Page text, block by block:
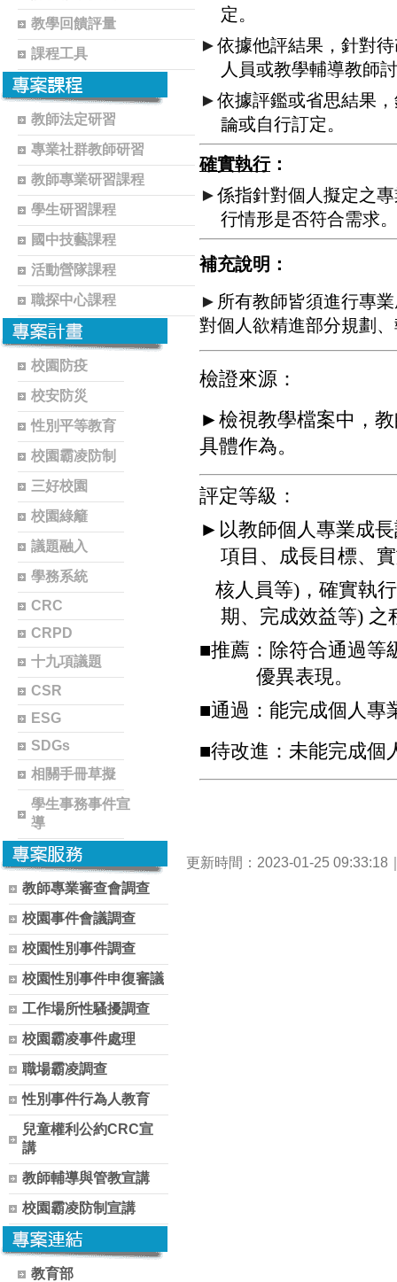
教學回饋評量
課程工具
教師法定研習
專業社群教師研習
教師專業研習課程
學生研習課程
國中技藝課程
活動營隊課程
職探中心課程
校園防疫
校安防災
性別平等教育
校園霸凌防制
三好校園
校園綠籬
議題融入
學務系統
CRC
CRPD
十九項議題
CSR
ESG
SDGs
相關手冊草擬
學生事務事件宣
導
教師專業審查會調查
校園事件會議調查
校園性別事件調查
校園性別事件申復審議
工作場所性騷擾調查
校園霸凌事件處理
職場霸凌調查
性別事件行為人教育
兒童權利公約CRC宣
講
教師輔導與管教宣講
校園霸凌防制宣講
教育部
定。
►依據他評結果，針對
人員或教學輔導教師
►依據評鑑或省思結果
論或自行訂定。
確實執行：
►係指針對個人擬定之
行情形是否符合需求。
補充說明：
► 所有教師皆須進行專
對個人欲精進部分規劃
檢證來源：
►檢視教學檔案中，
具體作為。
評定等級：
► 以教師個人專業成
項目、成長目標、
核人員等) ，確實執
期、完成效益等) 之
■推薦：除符合通過等
優異表現。
■通過：能完成個人專
■待改進：未能完成個
更新時間：2023-01-25 09:33:18